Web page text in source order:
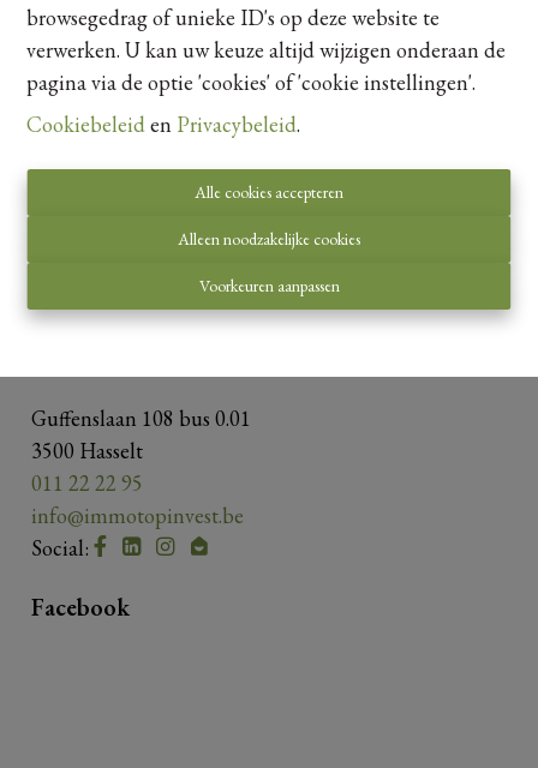
browsegedrag of unieke ID's op deze website te
verwerken. U kan uw keuze altijd wijzigen onderaan de
pagina via de optie 'cookies' of 'cookie instellingen'.
Cookiebeleid en Privacybeleid.
Alle cookies accepteren
Alleen noodzakelijke cookies
Voorkeuren aanpassen
Toezichthoudende autoriteit:
Beroepsinstituut van Vastgoedmakelaars,
Luxemburgstraat 16 B te 1000 Brussel.
Onderworpen aan dedeontologische code van het
Privacy statement-Disclaimer
Guffenslaan 108 bus 0.01
3500 Hasselt
011 22 22 95
info@immotopinvest.be
Social:
Facebook